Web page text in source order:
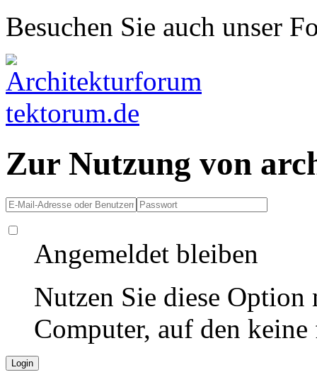
Besuchen Sie auch unser
Zur Nutzung von
Angemeldet bleiben
Nutzen Sie diese
Computer, auf den